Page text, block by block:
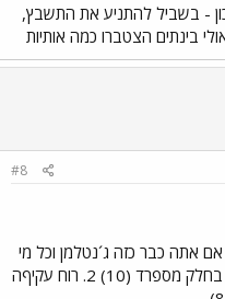
- בשביל להתניע את התשבץ,
בינתים הצטברו כמה אותיות
#8
אתה כבר כזה ג´נטלמן וכל מי
שיש לו רעיון: 1. טורקמדה אסר זאת בחלק מספרד (10) 2. רוח עקיףה